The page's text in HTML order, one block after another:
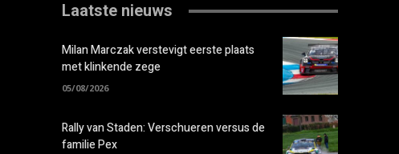
Laatste nieuws
Milan Marczak verstevigt eerste plaats
met klinkende zege
05/08/2026
Rally van Staden: Verschueren versus de
familie Pex